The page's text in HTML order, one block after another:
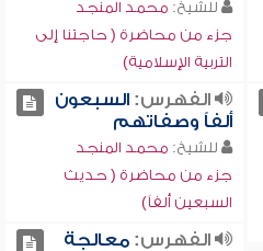
للشيخ: محمد المنجد
جزء من محاضرة ( حاجتنا إلى
التربية الإسلامية)
الفهرس:السبعون
ألفاً وصفاتهم
للشيخ: محمد المنجد
جزء من محاضرة ( حديث
السبعين ألفاً)
الفهرس:معالجة